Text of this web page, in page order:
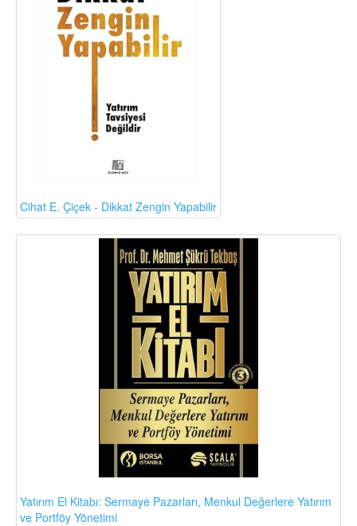
Cihat E. Çiçek - Dikkat Zengin Yapabilir
Yatırım El Kitabı: Sermaye Pazarları, Menkul Değerlere Yatırım
ve Portföy Yönetimi